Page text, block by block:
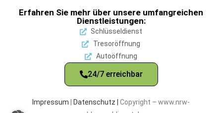
Erfahren Sie mehr über unsere umfangreichen
Dienstleistungen:
Schlüsseldienst
Tresoröffnung
Autoöffnung
24/7 erreichbar
Impressum Datenschutz | Copyright – www.nrw-